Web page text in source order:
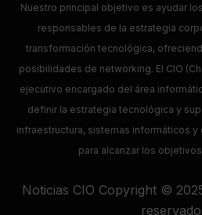
Nuestro principal objetivo es ayudar
responsables de la estrategia
transformación tecnológica,
posibilidades de networking. El CIO
ejecutivo encargado del área
definir la estrategia tecnológica y
infraestructura, sistemas informáticos
para alcanzar los
Noticias CIO Copyright ©